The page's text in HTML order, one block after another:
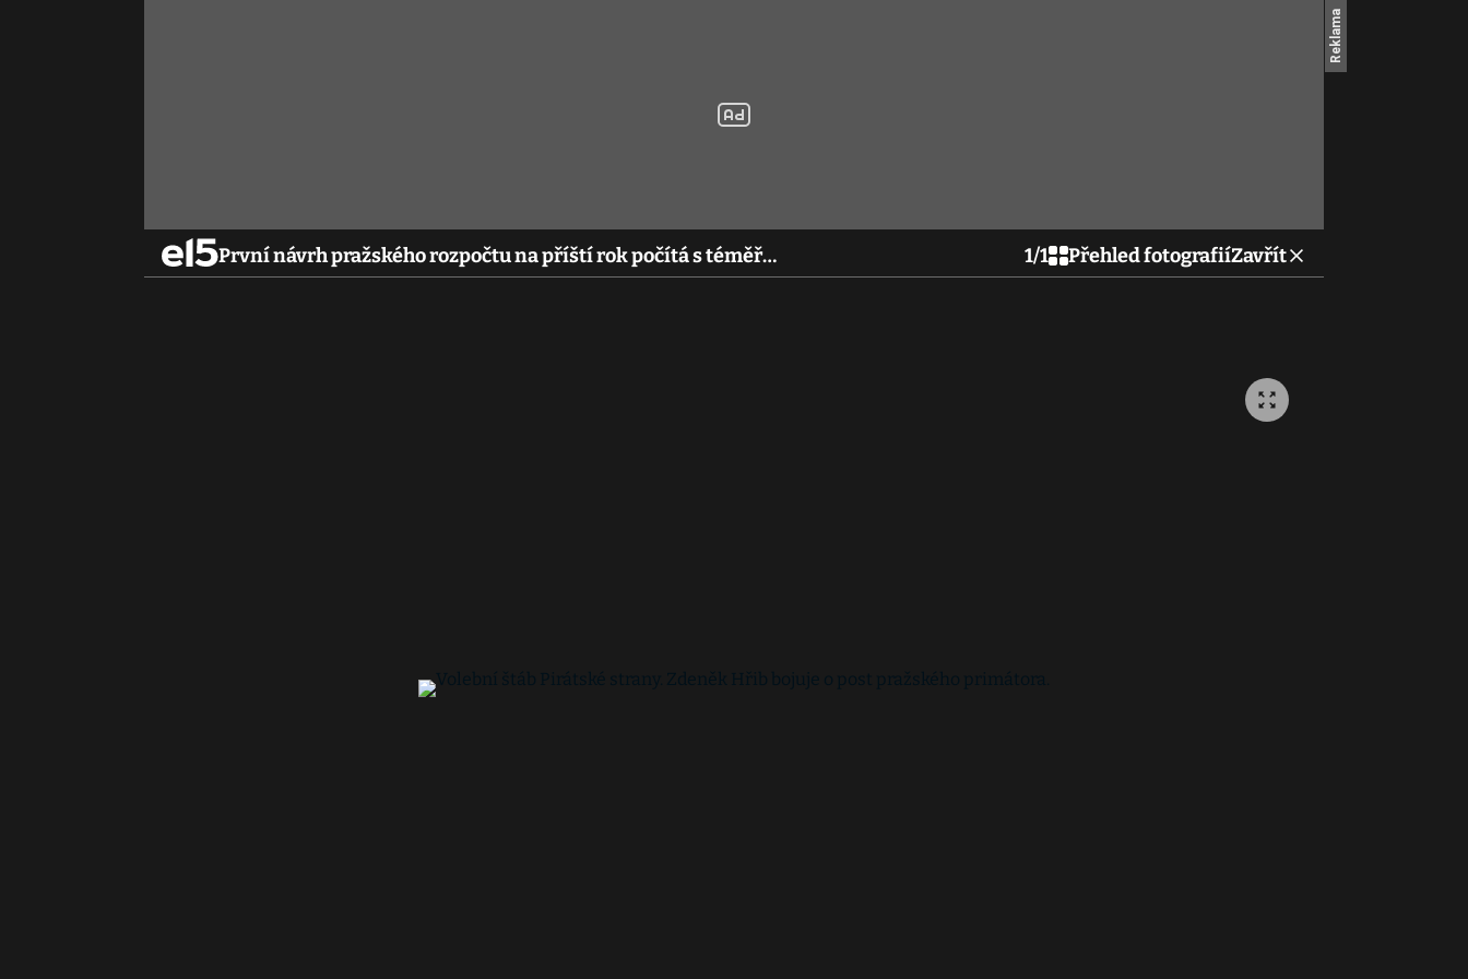
První návrh pražského rozpočtu na příští rok počítá s téměř… 1/1 Přehled fotografiíZavřít